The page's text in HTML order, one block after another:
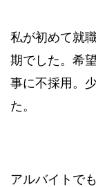
私が初めて就
期でした。希
事に不採用。
た。
アルバイトで